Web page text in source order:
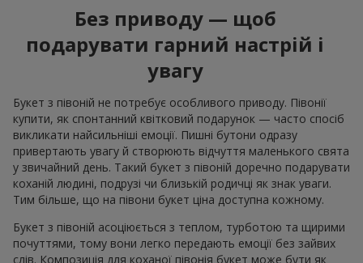
Без приводу — щоб
подарувати гарний настрій і
увагу
Букет з півоній не потребує особливого приводу. Півонії
купити, як спонтанний квітковий подарунок — часто спосіб
викликати найсильніші емоції. Пишні бутони одразу
привертають увагу й створюють відчуття маленького свята
у звичайний день. Такий букет з півоній доречно подарувати
коханій людині, подрузі чи близькій родичці як знак уваги.
Тим більше, що на півони букет ціна доступна кожному.
Букет з півоній асоціюється з теплом, турботою та щирими
почуттями, тому вони легко передають емоції без зайвих
слів. Композиція для коханої півонія букет може бути як